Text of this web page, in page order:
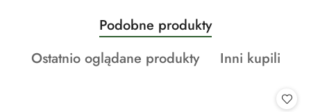
Pomiń karuzelę produktów
Produkty
o
statusie:
Podobne produkty
Produkty
Ostatnio oglądane produkty
Produkty
Inni kupili